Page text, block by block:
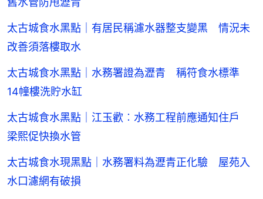
太古城食水黑點｜有居民稱濾水器整支變黑 情況未
改善須落樓取水
太古城食水黑點｜水務署證為瀝青 稱符食水標準
14幢樓洗貯水缸
太古城食水黑點｜江玉歡︰水務工程前應通知住戶
梁熙促快換水管
太古城食水現黑點｜水務署料為瀝青正化驗 屋苑入
水口濾網有破損